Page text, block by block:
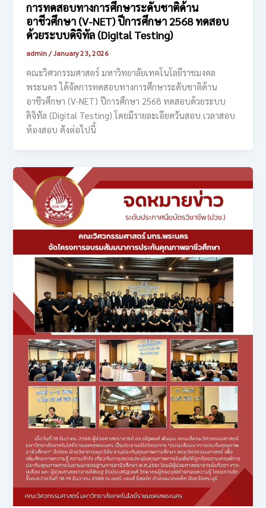
การทดสอบทางการศึกษาระดับชาติด้าน
อาชีวศึกษา (V-NET) ปีการศึกษา 2568 ทดสอบ
ด้วยระบบดิจิทัล (Digital Testing)
admin/January 23, 2026
คณะวิศวกรรมศาสตร์ มหาวิทยาลัยเทคโนโลยีราชมงคล
พระนคร ได้จัดการทดสอบทางการศึกษาระดับชาติด้าน
อาชีวศึกษา (V-NET) ปีการศึกษา 2568 ทดสอบด้วยระบบ
ดิจิทัล (Digital Testing) โดยมีรายละเอียดวันสอบ เวลาสอบ
ห้องสอบ ดังต่อไปนี้